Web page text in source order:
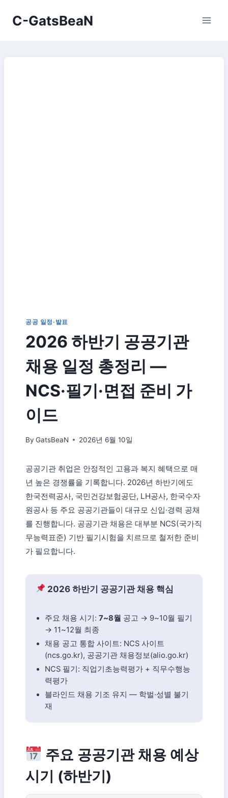
C-GatsBeaN
공공 일정·발표
2026 하반기 공공기관
채용 일정 총정리 —
NCS·필기·면접 준비 가
이드
By GatsBeaN 2026년 6월 10일
공공기관 취업은 안정적인 고용과 복지 혜택으로 매
년 높은 경쟁률을 기록합니다. 2026년 하반기에도
한국전력공사, 국민건강보험공단, LH공사, 한국수자
원공사 등 주요 공공기관들이 대규모 신입·경력 공채
를 진행합니다. 공공기관 채용은 대부분 NCS(국가직
무능력표준) 기반 필기시험을 치르므로 철저한 준비
가 필요합니다.
2026 하반기 공공기관 채용 핵심
주요 채용 시기: 7~8월 공고 → 9~10월 필기
→ 11~12월 최종
채용 공고 통합 사이트: NCS 사이트
(ncs.go.kr), 공공기관 채용정보(alio.go.kr)
NCS 필기: 직업기초능력평가 + 직무수행능
력평가
블라인드 채용 기조 유지 — 학벌·성별 불기
재
주요 공공기관 채용 예상
시기 (하반기)